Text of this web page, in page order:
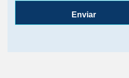
Enviar